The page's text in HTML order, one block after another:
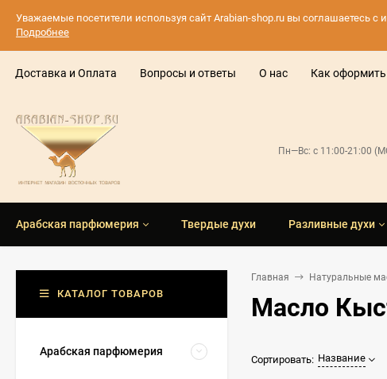
Уважаемые посетители используя сайт Arabian-shop.ru вы соглашаетесь
Подробнее
Доставка и Оплата Вопросы и ответы О нас Как оформить
Пн—Вс: с 11:00-21:00
Арабская парфюмерия Твердые духи Разливные духи
Главная Натуральные
Масло
Сортировать: Название
КАТАЛОГ ТОВАРОВ
Арабская парфюмерия